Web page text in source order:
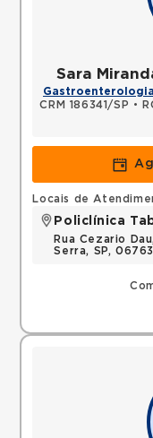
Sara
Gastroenterologia
CRM 186341/SP •
Locais de
Policlínica
Rua Cezario
Serra, SP,